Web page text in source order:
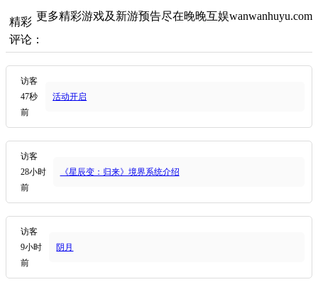
更多精彩游戏及新游预告尽在晚晚互娱wanwanhuyu.com
精彩
评论：
访客
47秒
前
活动开启
访客
28小时
前
《星辰变：归来》境界系统介绍
访客
9小时
前
阴月